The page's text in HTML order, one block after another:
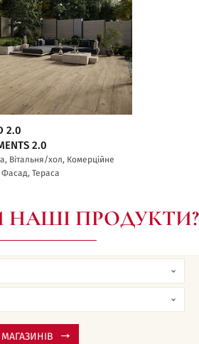
2.0
2.0
Вітальня/хол, Комерційне
Тераса
НАШІ ПРОДУКТИ?